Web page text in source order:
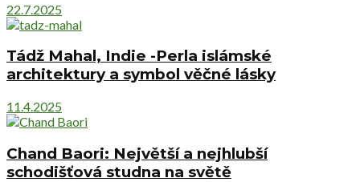
22.7.2025
Tádž Mahal, Indie -Perla islámské
architektury a symbol věčné lásky
11.4.2025
Chand Baori: Největší a nejhlubší
schodišťová studna na světě